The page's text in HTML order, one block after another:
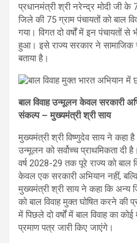
प्रधानमंत्री श्री नरेन्द्र मोदी
जिले की 75 ग्राम पंचायतों को बाल
गया। विगत दो वर्षों में इन पंचायतों से
हुआ। इसे राज्य सरकार ने सामाजिक
बताया है।
बाल विवाह उन्मूलन केवल सरकारी
संकल्प – मुख्यमंत्री श्री साय
मुख्यमंत्री श्री विष्णुदेव साय ने कहा
उन्मूलन को सर्वोच्च प्राथमिकता दी
वर्ष 2028-29 तक पूरे राज्य को बाल
केवल एक सरकारी अभियान नहीं,
मुख्यमंत्री श्री साय ने कहा कि अन्य
को बाल विवाह मुक्त घोषित करने की
में पिछले दो वर्षों में बाल विवाह का
प्रमाण पत्र जारी किए जाएंगे।